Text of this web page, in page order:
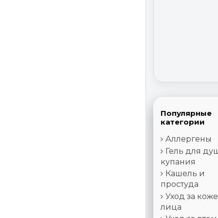
Популярные
категории
Аллергены
Гель для
купания
Кашель и
простуда
Уход за
лица